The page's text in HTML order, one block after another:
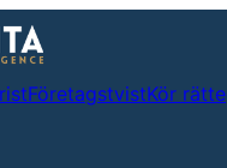
FöretagstvistKör